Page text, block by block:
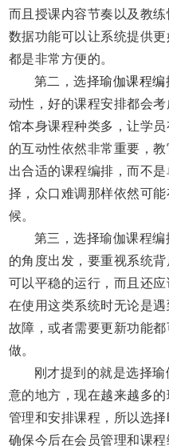
而且授课内容节奏以及教
数据功能可以让系统提供
都是非常方便的。
第二，选择瑜伽课程编
动性，好的课程安排都会
馆本身课程种类多，让学
的互动性依然非常重要，
出合适的课程编排，而不
择，众口难调那样依然可
候。
第三，选择瑜伽课程
的角度出发，要重视系统
可以平稳的运行，而且还
在使用这类系统时无论是
故障 ，或者需要更新功能
做。
刚才提到的就是选择瑜
意的地方，现在越来越多
管理和安排课程，所以选
确保今后在会员管理和课